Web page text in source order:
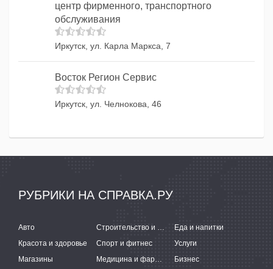
центр фирменного, транспортного
обслуживания
Иркутск, ул. Карла Маркса, 7
Восток Регион Сервис
Иркутск, ул. Челнокова, 46
РУБРИКИ НА СПРАВКА.РУ
Авто Строительство и ремонт
Еда и напитки
Красота и здоровье
Спорт и фитнес
Услуги
Магазины
Медицина и фармацевтика Бизнес